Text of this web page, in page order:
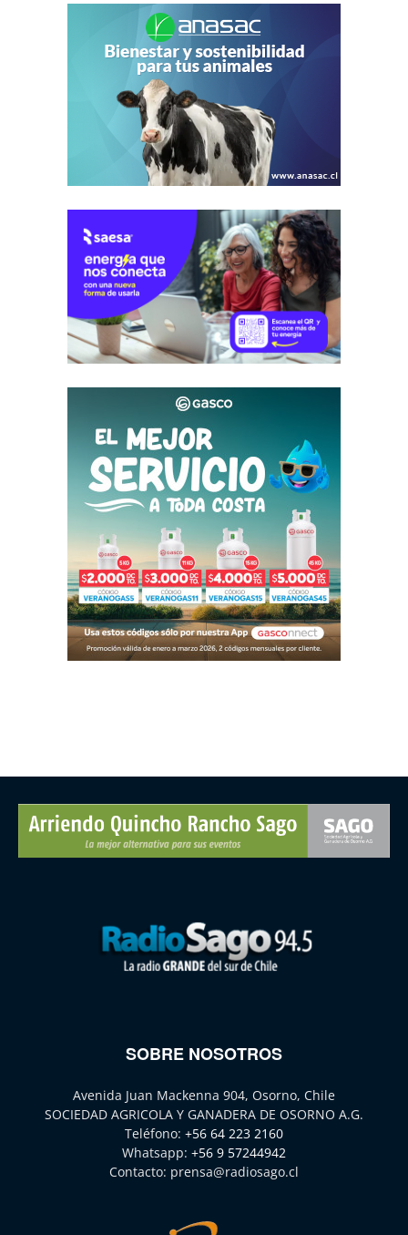
SOBRE NOSOTROS
Avenida Juan Mackenna 904, Osorno, Chile
SOCIEDAD AGRICOLA Y GANADERA DE OSORNO A.G.
Teléfono: +56 64 223 2160
Whatsapp: +56 9 57244942
Contacto: prensa@radiosago.cl